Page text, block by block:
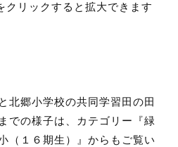
リックすると拡大できます
北郷小学校の共同学習田の田
での様子は、カテゴリー『緑
（１６期生）』からもご覧い